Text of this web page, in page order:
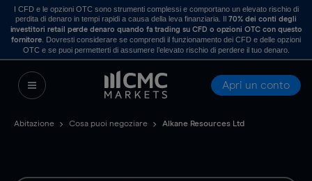
I CFD e le opzioni OTC sono strumenti complessi e comportano un elevato rischio di
perdita di denaro in tempi rapidi a causa della leva finanziaria. Il70% dei conti degli
investitori retail perde denaro quando fa trading su CFD o opzioni OTC con questo
fornitore . Dovresti considerare se comprendi il funzionamento dei CFD e delle opzioni
OTC e se puoi permetterti di assumere l’elevato rischio di perdere il tuo denaro.
Apri un conto
Abitazione Cosa puoi negoziare Alkane Resources Ltd